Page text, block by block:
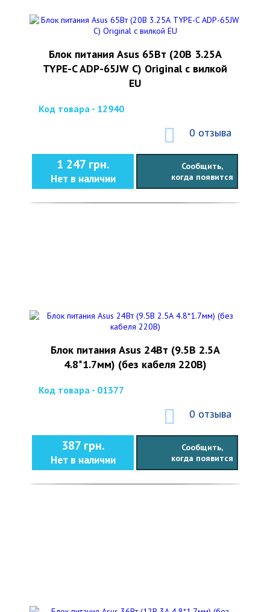
Блок питания Asus 65Вт (20В 3.25А
TYPE-C ADP-65JW C) Original с вилкой
EU
Код товара - 12940
0 отзыва
1 247 грн.
Нет в наличии
Сообщить,
когда появится
Блок питания Asus 24Вт (9.5В 2.5А
4.8*1.7мм) (без кабеля 220В)
Код товара - 01377
0 отзыва
387 грн.
Нет в наличии
Сообщить,
когда появится